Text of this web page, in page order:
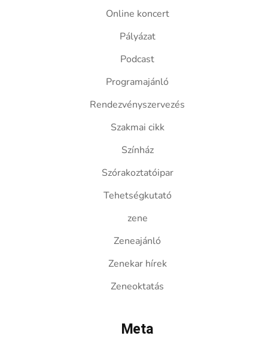
Online koncert
Pályázat
Podcast
Programajánló
Rendezvényszervezés
Szakmai cikk
Színház
Szórakoztatóipar
Tehetségkutató
zene
Zeneajánló
Zenekar hírek
Zeneoktatás
Meta